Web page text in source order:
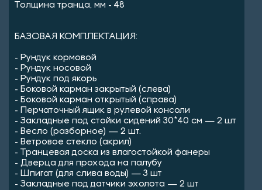
Толщина транца, мм - 48
БАЗОВАЯ КОМПЛЕКТАЦИЯ:
- Рундук кормовой
- Рундук носовой
- Рундук под якорь
- Боковой карман закрытый (слева)
- Боковой карман открытый (справа)
- Перчаточный ящик в рулевой консоли
- Закладные под стойки сидений 30*40 см — 2 шт
- Весло (разборное) — 2 шт.
- Ветровое стекло (акрил)
- Транцевая доска из влагостойкой фанеры
- Дверца для прохода на палубу
- Шпигат (для слива воды) — 3 шт
- Закладные под датчики эхолота — 2 шт